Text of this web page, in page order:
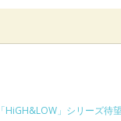
「HiGH&LOW」シリーズ待